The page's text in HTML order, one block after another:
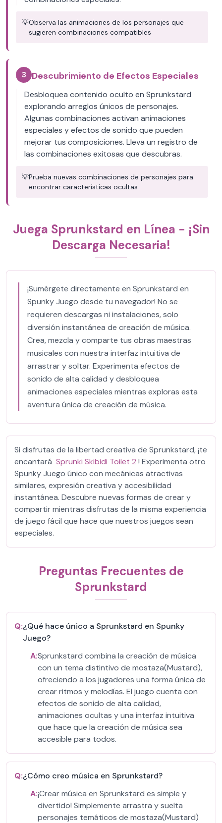
💡Observa las animaciones de los personajes que
sugieren combinaciones compatibles
3 Descubrimiento de Efectos Especiales
Desbloquea contenido oculto en Sprunkstard
explorando arreglos únicos de personajes.
Algunas combinaciones activan animaciones
especiales y efectos de sonido que pueden
mejorar tus composiciones. Lleva un registro de
las combinaciones exitosas que descubras.
💡Prueba nuevas combinaciones de personajes para
encontrar características ocultas
Juega Sprunkstard en Línea - ¡Sin
Descarga Necesaria!
¡Sumérgete directamente en Sprunkstard en
Spunky Juego desde tu navegador! No se
requieren descargas ni instalaciones, solo
diversión instantánea de creación de música.
Crea, mezcla y comparte tus obras maestras
musicales con nuestra interfaz intuitiva de
arrastrar y soltar. Experimenta efectos de
sonido de alta calidad y desbloquea
animaciones especiales mientras exploras esta
aventura única de creación de música.
Si disfrutas de la libertad creativa de Sprunkstard, ¡te
encantará Sprunki Skibidi Toilet 2 ! Experimenta otro
Spunky Juego único con mecánicas atractivas
similares, expresión creativa y accesibilidad
instantánea. Descubre nuevas formas de crear y
compartir mientras disfrutas de la misma experiencia
de juego fácil que hace que nuestros juegos sean
especiales.
Preguntas Frecuentes de
Sprunkstard
Q:¿Qué hace único a Sprunkstard en Spunky
Juego?
A:Sprunkstard combina la creación de música
con un tema distintivo de mostaza(Mustard),
ofreciendo a los jugadores una forma única de
crear ritmos y melodías. El juego cuenta con
efectos de sonido de alta calidad,
animaciones ocultas y una interfaz intuitiva
que hace que la creación de música sea
accesible para todos.
Q:¿Cómo creo música en Sprunkstard?
A:¡Crear música en Sprunkstard es simple y
divertido! Simplemente arrastra y suelta
personajes temáticos de mostaza(Mustard)